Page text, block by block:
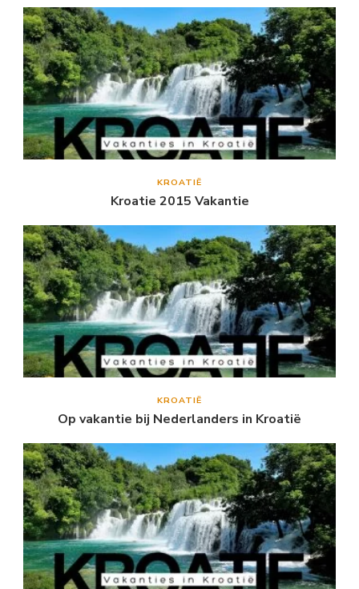
KROATIË
Kroatie 2015 Vakantie
KROATIË
Op vakantie bij Nederlanders in Kroatië